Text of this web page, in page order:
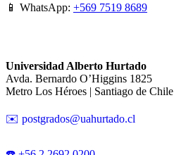
📱 WhatsApp: +569 7519 8689
Universidad Alberto Hurtado
Avda. Bernardo O’Higgins 1825
Metro Los Héroes | Santiago de Chile
✉️ postgrados@uahurtado.cl